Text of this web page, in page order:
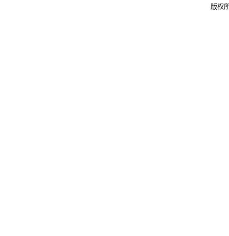
版权